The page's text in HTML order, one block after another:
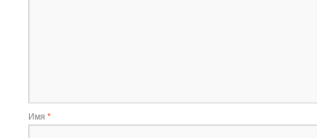
Имя *